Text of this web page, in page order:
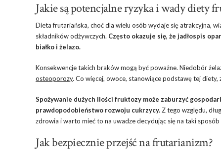
Jakie są potencjalne ryzyka i wady diety
Dieta frutariańska, choć dla wielu osób wydaje się atrakcyjna,
składników odżywczych. Często okazuje się, że jadłospis
białko i żelazo.
Konsekwencje takich braków mogą być poważne. Niedobór
osteoporozy. Co więcej, owoce, stanowiące podstawę tej diety,
Spożywanie dużych ilości fruktozy może zaburzyć
prawdopodobieństwo rozwoju cukrzycy. Z tego względu,
zdrowia i warto mieć to na uwadze decydując się na taki sposób
Jak bezpiecznie przejść na frutarianizm?